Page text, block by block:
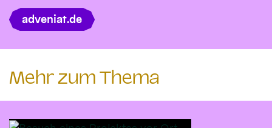
adveniat.de
Mehr zum Thema